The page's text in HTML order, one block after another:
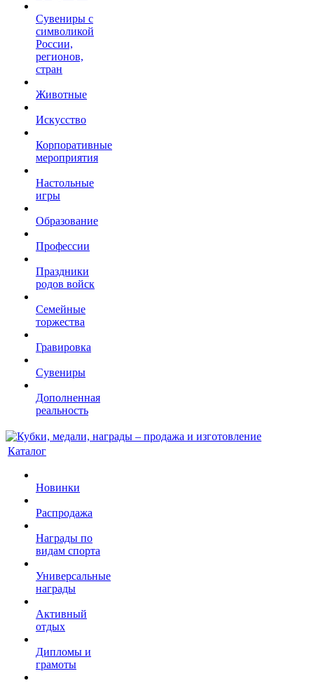
Сувениры с
символикой
России,
регионов,
стран
Животные
Искусство
Корпоративные
мероприятия
Настольные
игры
Образование
Профессии
Праздники
родов войск
Семейные
торжества
Гравировка
Сувениры
Дополненная
реальность
Каталог
Новинки
Распродажа
Награды по
видам спорта
Универсальные
награды
Активный
отдых
Дипломы и
грамоты